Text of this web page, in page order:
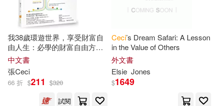
Paul E./ Starr(9)
Peter J./ Wolfe(9) Russell(9)
Stephen L./ Hertz(9)
Amer Psychological Assn(2)
寶瓶文化(2)
Blackwell Pub(1)
Distributed Art Pub Inc(1)
可新加坡店取(271)
可菲律賓店取(272)
我38歲環遊世界，享受財富自
由人生：必學的財富自由方程
式，只要五招就能提早退休、
隨心所欲
中文書
張Ceci
66 折 $211 $320
試閱
Ceci’s Dream Safari: A Lesson
in the Value of Others
外文書
Elsie Jones
$1649